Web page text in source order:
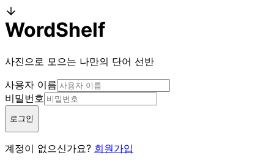
WordShelf
사진으로 모으는 나만의 단어 선반
사용자 이름
비밀번호
로그인
계정이 없으신가요? 회원가입